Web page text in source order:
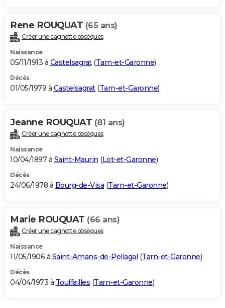
Rene ROUQUAT (65 ans)
Créer une cagnotte obsèques
Naissance
05/11/1913 à Castelsagrat(Tarn-et-Garonne)
Décès
01/05/1979 à Castelsagrat(Tarn-et-Garonne)
Jeanne ROUQUAT (81 ans)
Créer une cagnotte obsèques
Naissance
10/04/1897 à Saint-Maurin (Lot-et-Garonne)
Décès
24/06/1978 à Bourg-de-Visa (Tarn-et-Garonne)
Marie ROUQUAT (66 ans)
Créer une cagnotte obsèques
Naissance
11/05/1906 à Saint-Amans-de-Pellagal (Tarn-et-Garonne)
Décès
04/04/1973 à Touffailles (Tarn-et-Garonne)